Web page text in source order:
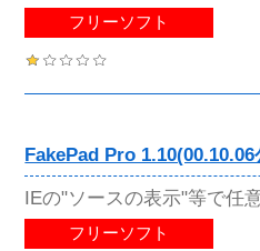
フリーソフト
FakePad Pro 1.10(00.10.06
IEの"ソースの表示"等で任
フリーソフト